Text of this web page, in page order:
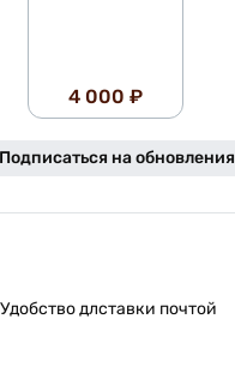
4 000 ₽
на обновления
Удобство длставки почтой